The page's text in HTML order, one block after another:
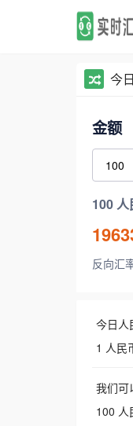
今
金额
100
反向汇
今日人
1 人民
我们可
100 人